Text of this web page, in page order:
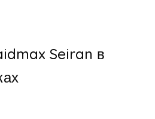
Seiran в